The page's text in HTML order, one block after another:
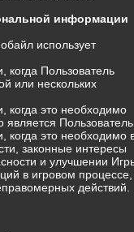
информации
использует
Пользователь
или нескольких
это необходимо
является
это необходимо
законные интересы
и улучшении
в игровом процессе,
действий.